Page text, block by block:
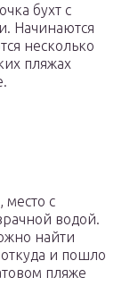
бухт с
Начинаются
несколько
пляжах
место с
водой.
найти
и пошло
пляже